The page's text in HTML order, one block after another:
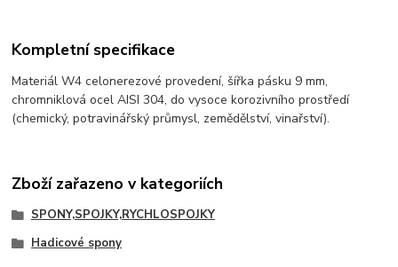
Kompletní specifikace
Materiál W4 celonerezové provedení, šířka pásku 9 mm,
chromniklová ocel AISI 304, do vysoce korozivního prostředí
(chemický, potravinářský průmysl, zemědělství, vinařství).
Zboží zařazeno v kategoriích
SPONY,SPOJKY,RYCHLOSPOJKY
Hadicové spony